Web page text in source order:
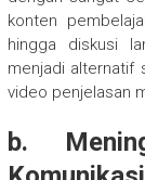
konten
hingga diskusi
menjadi alternatif
video penjelasan
b.